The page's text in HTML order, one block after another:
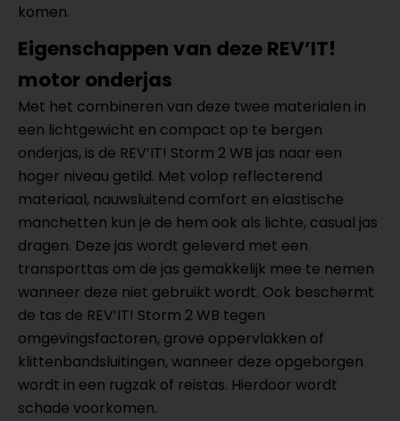
komen.
Eigenschappen van deze REV’IT!
motor onderjas
Met het combineren van deze twee materialen in
een lichtgewicht en compact op te bergen
onderjas, is de REV’IT! Storm 2 WB jas naar een
hoger niveau getild. Met volop reflecterend
materiaal, nauwsluitend comfort en elastische
manchetten kun je de hem ook als lichte, casual jas
dragen. Deze jas wordt geleverd met een
transporttas om de jas gemakkelijk mee te nemen
wanneer deze niet gebruikt wordt. Ook beschermt
de tas de REV’IT! Storm 2 WB tegen
omgevingsfactoren, grove oppervlakken of
klittenbandsluitingen, wanneer deze opgeborgen
wordt in een rugzak of reistas. Hierdoor wordt
schade voorkomen.